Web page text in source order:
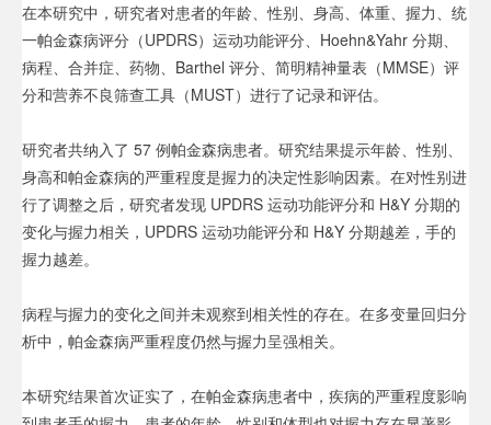
在本研究中，研究者对患者的年龄、性别、身高、体重、握力、统
一帕金森病评分（UPDRS）运动功能评分、Hoehn&Yahr 分期、
病程、合并症、药物、Barthel 评分、简明精神量表（MMSE）评
分和营养不良筛查工具（MUST）进行了记录和评估。
研究者共纳入了 57 例帕金森病患者。研究结果提示年龄、性别、
身高和帕金森病的严重程度是握力的决定性影响因素。在对性别进
行了调整之后，研究者发现 UPDRS 运动功能评分和 H&Y 分期的
变化与握力相关，UPDRS 运动功能评分和 H&Y 分期越差，手的
握力越差。
病程与握力的变化之间并未观察到相关性的存在。在多变量回归分
析中，帕金森病严重程度仍然与握力呈强相关。
本研究结果首次证实了，在帕金森病患者中，疾病的严重程度影响